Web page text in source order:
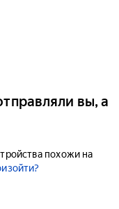
вы, а
похожи на